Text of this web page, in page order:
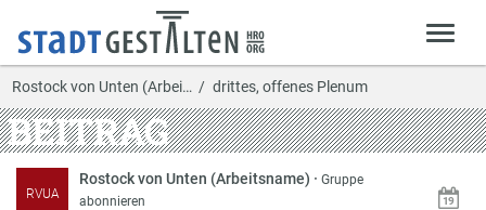
Rostock von Unten (Arbei… drittes, offenes Plenum
BEITRAG
RVUA
Rostock von Unten (Arbeitsname) ·Gruppe
abonnieren